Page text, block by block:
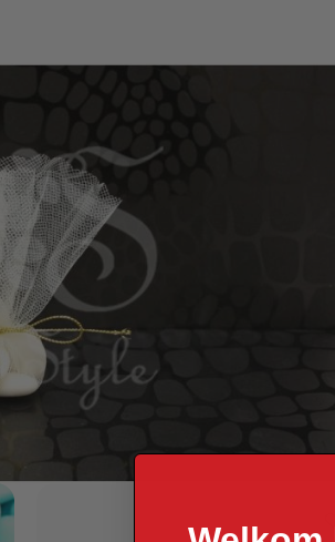
en draad
Creme
Tule
Verpakt per 48 sheets
24 cm (doorsnede)